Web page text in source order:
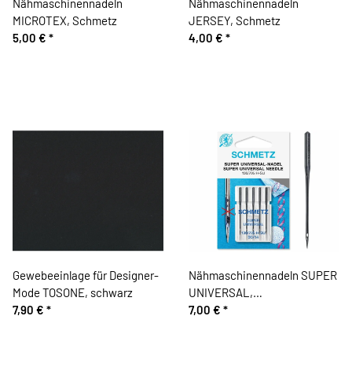
Nähmaschinennadeln
MICROTEX, Schmetz
5,00 € *
Nähmaschinennadeln
JERSEY, Schmetz
4,00 € *
Gewebeeinlage für Designer-
Mode TOSONE, schwarz
7,90 € *
Nähmaschinennadeln SUPER
UNIVERSAL,
antihaftbeschichtet, Schmetz
7,00 € *